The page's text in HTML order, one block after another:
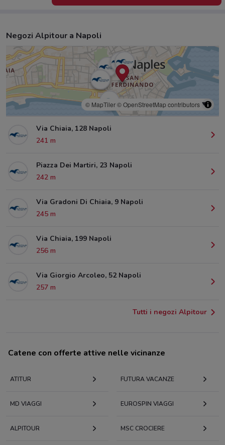
Negozi Alpitour a Napoli
© MapTiler© OpenStreetMap contributors
Via Chiaia, 128 Napoli
241 m
Piazza Dei Martiri, 23 Napoli
242 m
Via Gradoni Di Chiaia, 9 Napoli
245 m
Via Chiaia, 199 Napoli
256 m
Via Giorgio Arcoleo, 52 Napoli
257 m
Tutti i negozi Alpitour
Catene con offerte attive nelle vicinanze
ATITUR FUTURA VACANZE
MD VIAGGI EUROSPIN VIAGGI
ALPITOUR MSC CROCIERE